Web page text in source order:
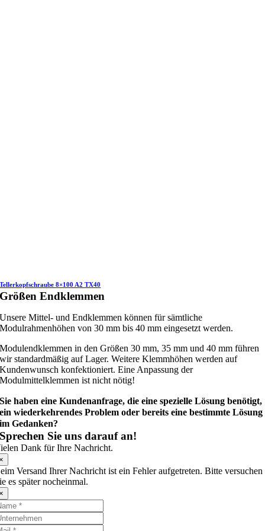
Tellerkopfschraube 8×100 A2 TX40
Größen Endklemmen
Unsere Mittel- und Endklemmen können für sämtliche
Modulrahmenhöhen von 30 mm bis 40 mm eingesetzt werden.
Modulendklemmen in den Größen 30 mm, 35 mm und 40 mm führen
wir standardmäßig auf Lager. Weitere Klemmhöhen werden auf
Kundenwunsch konfektioniert. Eine Anpassung der
Modulmittelklemmen ist nicht nötig!
Sie haben eine Kundenanfrage, die eine spezielle Lösung benötigt,
ein wiederkehrendes Problem oder bereits eine bestimmte Lösung
im Gedanken?
Sprechen Sie uns darauf an!
Dank für Ihre Nachricht.
Versand Ihrer Nachricht ist ein Fehler aufgetreten. Bitte versuchen
es später nocheinmal.